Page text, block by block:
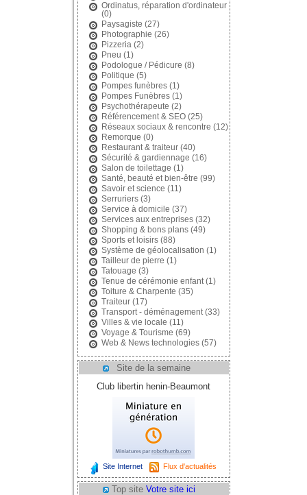
Ordinatus, réparation d'ordinateur
(0)
Paysagiste (27)
Photographie (26)
Pizzeria (2)
Pneu (1)
Podologue / Pédicure (8)
Politique (5)
Pompes funèbres(1)
Pompes Funèbres(1)
Psychothérapeute (2)
Référencement & SEO(25)
Réseaux sociaux & rencontre (12)
Remorque (0)
Restaurant & traiteur(40)
Sécurité & gardiennage (16)
Salon de toilettage (1)
Santé, beauté et bien-être (99)
Savoir et science (11)
Serruriers(3)
Service à domicile (37)
Services aux entreprises(32)
Shopping & bons plans(49)
Sports et loisirs(88)
Système de géolocalisation (1)
Tailleur de pierre (1)
Tatouage (3)
Tenue de cérémonie enfant(1)
Toiture & Charpente (35)
Traiteur(17)
Transport - déménagement(33)
Villes & vie locale (11)
Voyage & Tourisme (69)
Web & News technologies(57)
Site de la semaine
Club libertin henin-Beaumont
Site Internet Flux d'actualités
Top site Votre site ici